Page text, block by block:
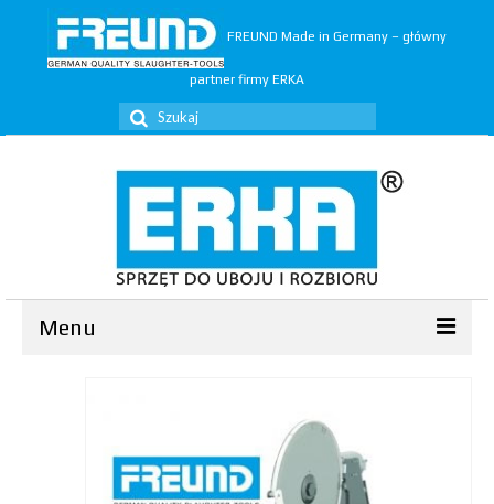
FREUND Made in Germany – główny
partner firmy ERKA
Szuklaj
w:
Menu